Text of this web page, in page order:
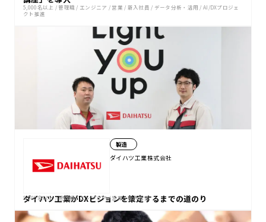
5,000名以上 / 管理職 / エンジニア / 営業 / 新入社員 / データ分析・活用 / AI/DXプロジェ
クト推進
製造
ダイハツ工業株式会社
ダイハツ工業がDXビジョンを策定するまでの道のり
5,000名以上/管理職/エンジニア/ 営業/新入社員